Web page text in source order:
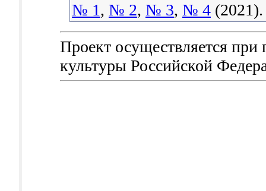
№ 1, № 2, № 3, № 4 (2021).
Проект осуществляется
культуры Российской